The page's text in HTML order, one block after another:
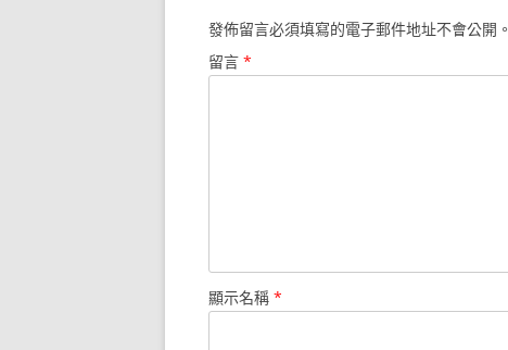
發佈留言必須填寫的電子郵件地址不會公開。
留言 *
顯示名稱 *